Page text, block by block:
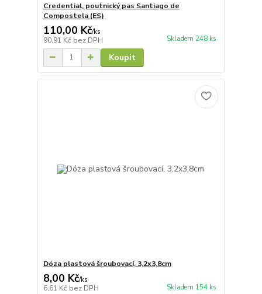
Credential, poutnický pas Santiago de
Compostela (ES)
110,00 Kč/ks
90,91 Kč bez DPH Skladem 248 ks
Koupit
Dóza plastová šroubovací, 3,2x3,8cm
8,00 Kč/ks
6,61 Kč bez DPH Skladem 154 ks